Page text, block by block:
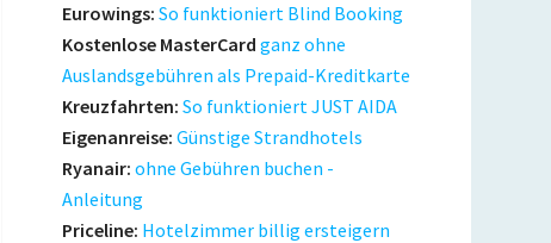
Eurowings: So funktioniert Blind Booking
Kostenlose MasterCard ganz ohne
Auslandsgebühren als Prepaid-Kreditkarte
Kreuzfahrten: So funktioniert JUST AIDA
Eigenanreise: Günstige Strandhotels
Ryanair: ohne Gebühren buchen -
Anleitung
Priceline: Hotelzimmer billig ersteigern